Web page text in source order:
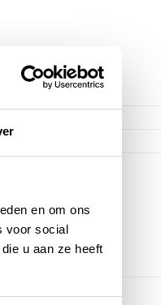
en om ons
voor social
u aan ze heeft